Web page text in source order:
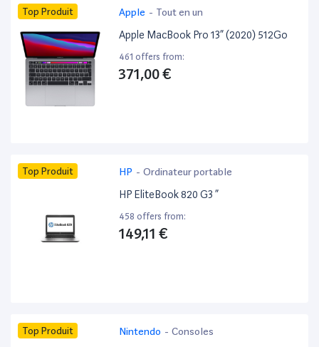
Top Produit Apple - Tout en un
Apple MacBook Pro 13” (2020) 512Go
461 offers from:
371,00 €
Top Produit HP - Ordinateur portable
HP EliteBook 820 G3 ”
458 offers from:
149,11 €
Top Produit Nintendo - Consoles